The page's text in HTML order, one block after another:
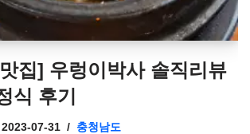
집] 우렁이박사 솔직리뷰
식 후기
2023-07-31 충청남도